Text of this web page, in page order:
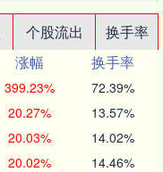
个股流出
换手率
涨幅
换手率
399.23% 72.39%
20.27% 13.57%
20.03% 14.02%
20.02% 14.46%